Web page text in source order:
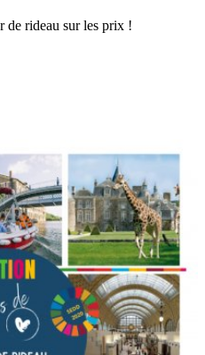
rideau sur les prix !